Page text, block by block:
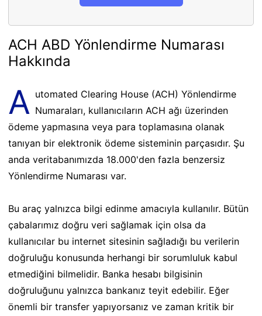
ACH ABD Yönlendirme Numarası
Hakkında
A utomated Clearing House (ACH) Yönlendirme
Numaraları, kullanıcıların ACH ağı üzerinden
ödeme yapmasına veya para toplamasına olanak
tanıyan bir elektronik ödeme sisteminin parçasıdır. Şu
anda veritabanımızda 18.000'den fazla benzersiz
Yönlendirme Numarası var.
Bu araç yalnızca bilgi edinme amacıyla kullanılır. Bütün
çabalarımız doğru veri sağlamak için olsa da
kullanıcılar bu internet sitesinin sağladığı bu verilerin
doğruluğu konusunda herhangi bir sorumluluk kabul
etmediğini bilmelidir. Banka hesabı bilgisinin
doğruluğunu yalnızca bankanız teyit edebilir. Eğer
önemli bir transfer yapıyorsanız ve zaman kritik bir